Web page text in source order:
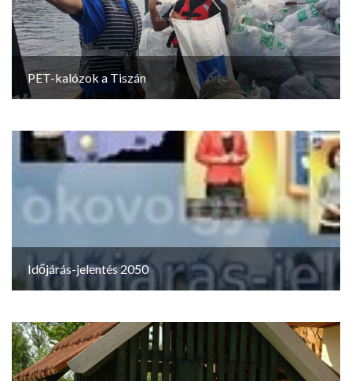
PET-kalózok a Tiszán
Időjárás-jelentés 2050